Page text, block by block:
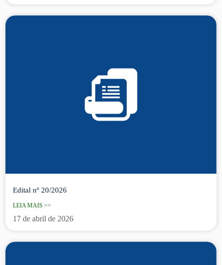
Edital nº 20/2026
LEIA MAIS >>
17 de abril de 2026